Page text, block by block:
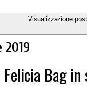
Visualizzazione
Felicia Bag